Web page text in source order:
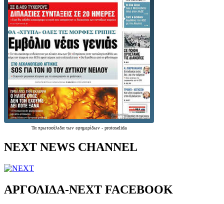
Τα πρωτοσέλιδα των εφημερίδων - protoselida
NEXT NEWS CHANNEL
ΑΡΓΟΛΙΔΑ-ΝΕΧΤ FACEBOOK